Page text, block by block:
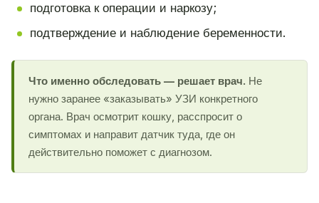
подготовка к операции и наркозу;
подтверждение и наблюдение беременности.
Что именно обследовать — решает врач. Не
нужно заранее «заказывать» УЗИ конкретного
органа. Врач осмотрит кошку, расспросит о
симптомах и направит датчик туда, где он
действительно поможет с диагнозом.